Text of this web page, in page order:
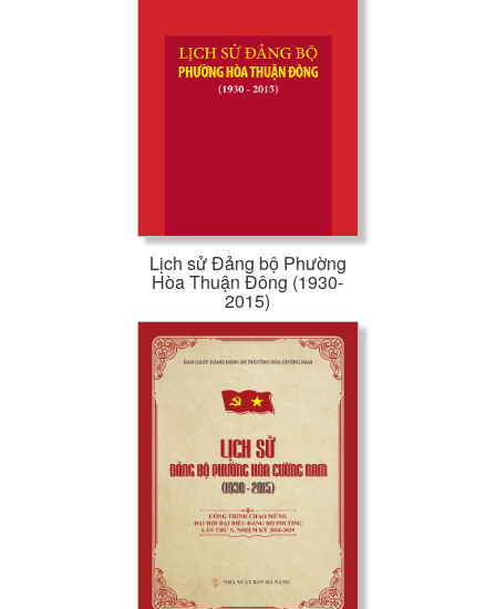
Lịch sử Đảng bộ Phường
Hòa Thuận Đông (1930-
2015)